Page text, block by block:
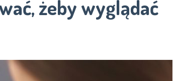
żeby wyglądać